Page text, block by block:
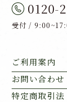
0120-
受付 /
ご利用案内
お問い合わせ
特定商取引法